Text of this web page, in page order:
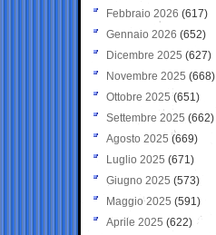
Febbraio 2026 (617)
Gennaio 2026 (652)
Dicembre 2025 (627)
Novembre 2025 (668)
Ottobre 2025 (651)
Settembre 2025 (662)
Agosto 2025 (669)
Luglio 2025 (671)
Giugno 2025 (573)
Maggio 2025 (591)
Aprile 2025 (622)